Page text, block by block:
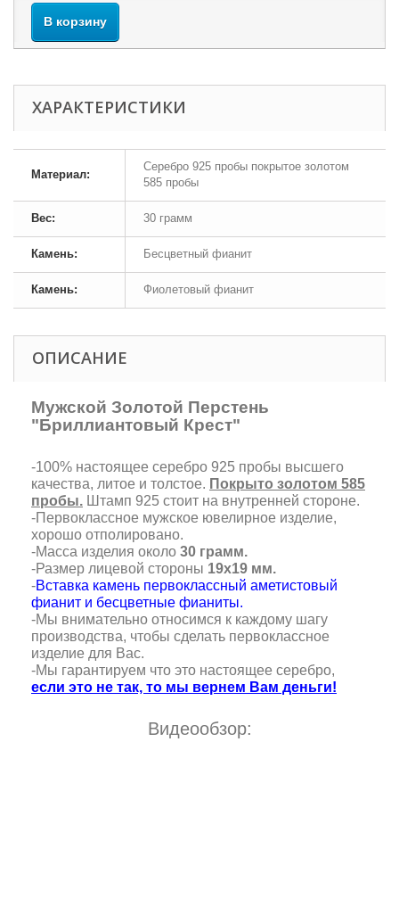
В корзину
ХАРАКТЕРИСТИКИ
Материал:
Серебро 925 пробы покрытое золотом
585 пробы
Вес: 30 грамм
Камень: Бесцветный фианит
Камень: Фиолетовый фианит
ОПИСАНИЕ
Мужской Золотой Перстень
"Бриллиантовый Крест"
-100% настоящее серебро 925 пробы высшего
качества, литое и толстое. Покрыто золотом 585
пробы. Штамп 925 стоит на внутренней стороне.
-Первоклассное мужское ювелирное изделие,
хорошо отполировано.
-Масса изделия около 30 грамм.
-Размер лицевой стороны 19х19 мм.
-Вставка камень первоклассный аметистовый
фианит и бесцветные фианиты.
-Мы внимательно относимся к каждому шагу
производства, чтобы сделать первоклассное
изделие для Вас.
-Мы гарантируем что это настоящее серебро,
если это не так, то мы вернем Вам деньги!
Видеообзор: